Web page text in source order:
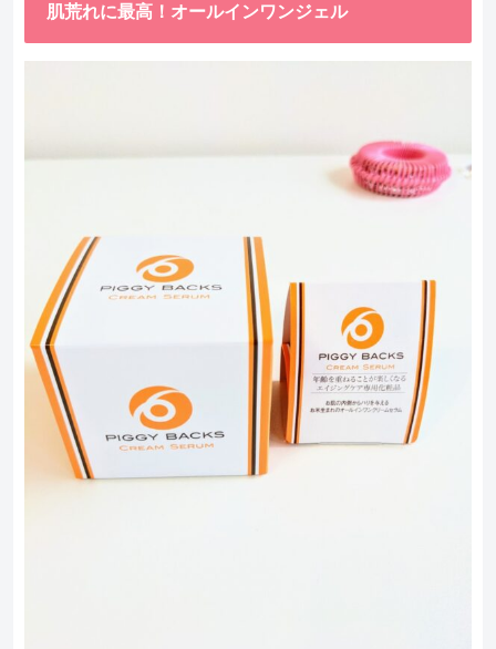
肌荒れに最高！オールインワンジェル